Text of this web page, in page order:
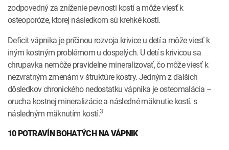
zodpovedný za zníženie pevnosti kostí a môže viesť k
osteoporóze, ktorej následkom sú krehké kosti.
Deficit vápnika je príčinou rozvoja krivice u detí a môže viesť k
iným kostným problémom u dospelých. U detí s krivicou sa
chrupavka nemôže pravidelne mineralizovať, čo môže viesť k
nezvratným zmenám v štruktúre kostry. Jedným z ďalších
dôsledkov chronického nedostatku vápnika je osteomalácia –
orucha kostnej mineralizácie a následné mäknutie kostí. s
následným mäknutím kostí.3
10 POTRAVÍN BOHATÝCH NA VÁPNIK